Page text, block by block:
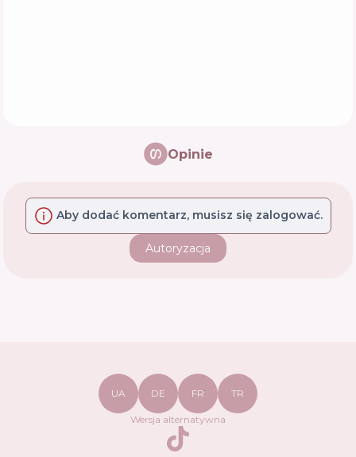
Opinie
Aby dodać komentarz, musisz się zalogować.
Autoryzacja
UA DE FR TR
Wersja alternatywna
TikTok